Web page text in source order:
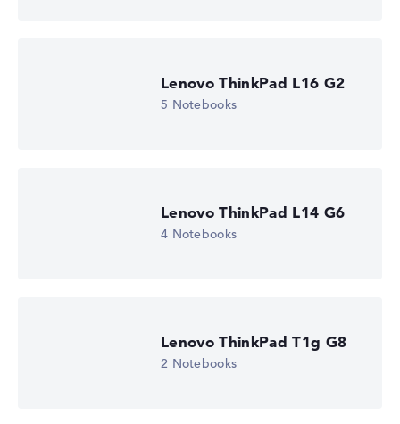
Lenovo ThinkPad L16 G2
5 Notebooks
Lenovo ThinkPad L14 G6
4 Notebooks
Lenovo ThinkPad T1g G8
2 Notebooks